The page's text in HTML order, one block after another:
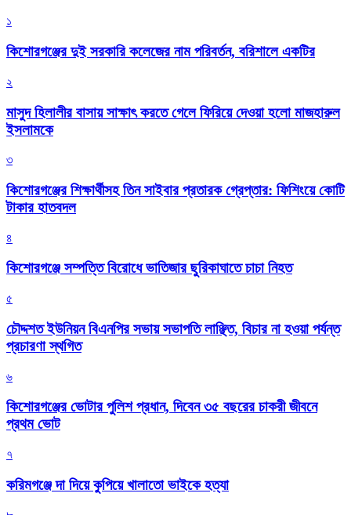
১
কিশোরগঞ্জের দুই সরকারি কলেজের নাম পরিবর্তন, বরিশালে একটির
২
মাসুদ হিলালীর বাসায় সাক্ষাৎ করতে গেলে ফিরিয়ে দেওয়া হলো মাজহারুল
ইসলামকে
৩
কিশোরগঞ্জের শিক্ষার্থীসহ তিন সাইবার প্রতারক গ্রেপ্তার: ফিশিংয়ে কোটি
টাকার হাতবদল
৪
কিশোরগঞ্জে সম্পত্তি বিরোধে ভাতিজার ছুরিকাঘাতে চাচা নিহত
৫
চৌদ্দশত ইউনিয়ন বিএনপির সভায় সভাপতি লাঞ্ছিত, বিচার না হওয়া পর্যন্ত
প্রচারণা স্থগিত
৬
কিশোরগঞ্জের ভোটার পুলিশ প্রধান, দিবেন ৩৫ বছরের চাকরী জীবনে
প্রথম ভোট
৭
করিমগঞ্জে দা দিয়ে কুপিয়ে খালাতো ভাইকে হত্যা